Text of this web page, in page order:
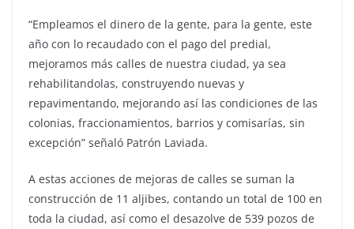
“Empleamos el dinero de la gente, para la gente, este
año con lo recaudado con el pago del predial,
mejoramos más calles de nuestra ciudad, ya sea
rehabilitandolas, construyendo nuevas y
repavimentando, mejorando así las condiciones de las
colonias, fraccionamientos, barrios y comisarías, sin
excepción” señaló Patrón Laviada.
A estas acciones de mejoras de calles se suman la
construcción de 11 aljibes, contando un total de 100 en
toda la ciudad, así como el desazolve de 539 pozos de